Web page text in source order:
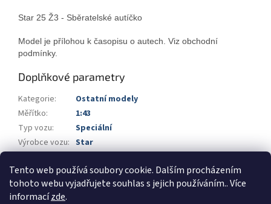
Tento web používá soubory cookie. Dalším procházením
tohoto webu vyjadřujete souhlas s jejich používáním.. Více
informacízde.
Star 25 Ž3 - Sběratelské autíčko
Model je přílohou k časopisu o autech. Viz obchodní
podmínky.
Doplňkové parametry
Kategorie:
Ostatní modely
Měřítko:
1:43
Typ vozu:
Speciální
Výrobce vozu: Star
Barva: oranžová,šedá